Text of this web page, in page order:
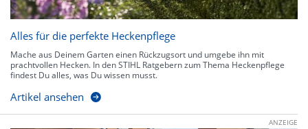
Alles für die perfekte Heckenpflege
Mache aus Deinem Garten einen Rückzugsort und umgebe ihn mit
prachtvollen Hecken. In den STIHL Ratgebern zum Thema Heckenpflege
findest Du alles, was Du wissen musst.
Artikel ansehen
ANZEIGE